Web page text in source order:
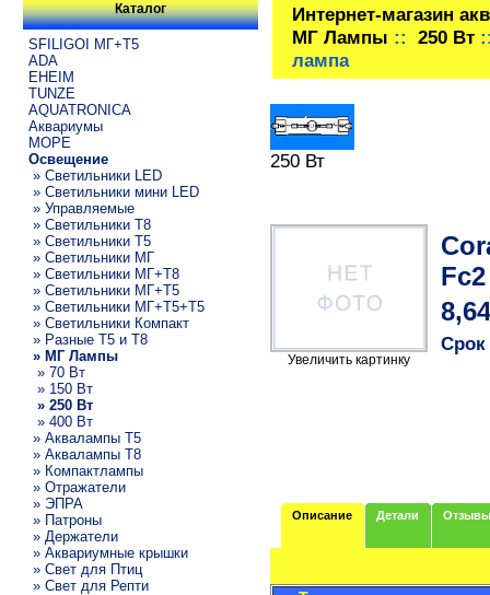
Каталог
SFILIGOI МГ+Т5
ADA
EHEIM
TUNZE
AQUATRONICA
Аквариумы
МОРЕ
Освещение
» Светильники LED
» Светильники мини LED
» Управляемые
» Светильники T8
» Светильники T5
» Светильники МГ
» Светильники МГ+T8
» Светильники МГ+T5
» Светильники МГ+T5+T5
» Светильники Компакт
» Разные T5 и T8
» МГ Лампы
» 70 Вт
» 150 Вт
» 250 Вт
» 400 Вт
» Аквалампы T5
» Аквалампы T8
» Компактлампы
» Отражатели
» ЭПРА
» Патроны
» Держатели
» Аквариумные крышки
» Свет для Птиц
» Свет для Репти
Интернет-магазин
МГ Лампы :: 250 Вт::
лампа
250 Вт
Увеличить картинку
Срок
Описание Детали Отзывы